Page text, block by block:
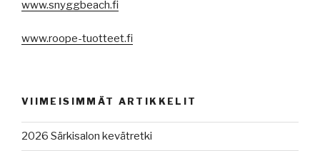
www.snyggbeach.fi
www.roope-tuotteet.fi
VIIMEISIMMÄT ARTIKKELIT
2026 Särkisalon kevätretki